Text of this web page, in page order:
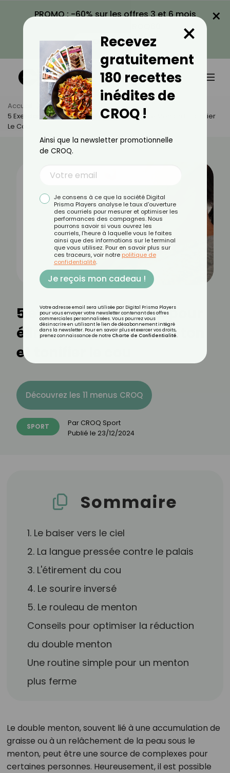
PROMO : -60% sur les offres 3 et 6 mois
VOIR LA PROMO
×
Accueil Actus
Sport
5 Exercices Efficaces Pour Éliminer Le Double Menton Et Tonifier
Le Cou
5 exercices efficaces pour
éliminer le double menton
et tonifier le cou
Découvrez les 11 menus CROQ
SPORT Par CROQ Sport
Publié le 23/12/2024
Sommaire
1. Le baiser vers le ciel
2. La langue pressée contre le palais
3. L'étirement du cou
4. Le sourire inversé
5. Le rouleau de menton
Conseils pour optimiser la réduction
du double menton
Une routine simple pour un menton
plus ferme
Le double menton, souvent lié à une accumulation de
graisse ou à un relâchement de la peau sous le
menton, peut être une source de complexes pour
certaines personnes. Heureusement, il est possible
Recevez
gratuitement
180 recettes
inédites de
CROQ !
×
Ainsi que la newsletter promotionnelle
de CROQ.
Je consens à ce que la société Digital
Prisma Players analyse le taux d'ouverture
des courriels pour mesurer et optimiser les
performances des campagnes. Nous
pourrons savoir si vous ouvrez les
courriels, l'heure à laquelle vous le faites
ainsi que des informations sur le terminal
que vous utilisez. Pour en savoir plus sur
ces traceurs, voir notre politique de
confidentialité.
Je reçois mon cadeau !
Votre adresse email sera utilisée par Digital Prisma Players
pour vous envoyer votre newsletter contenant des offres
commerciales personnalisées. Vous pourrez vous
désinscrire en utilisant le lien de désabonnement intégré
dans la newsletter. Pour en savoir plus et exercer vos droits,
prenez connaissance de notre Charte de Confidentialité.